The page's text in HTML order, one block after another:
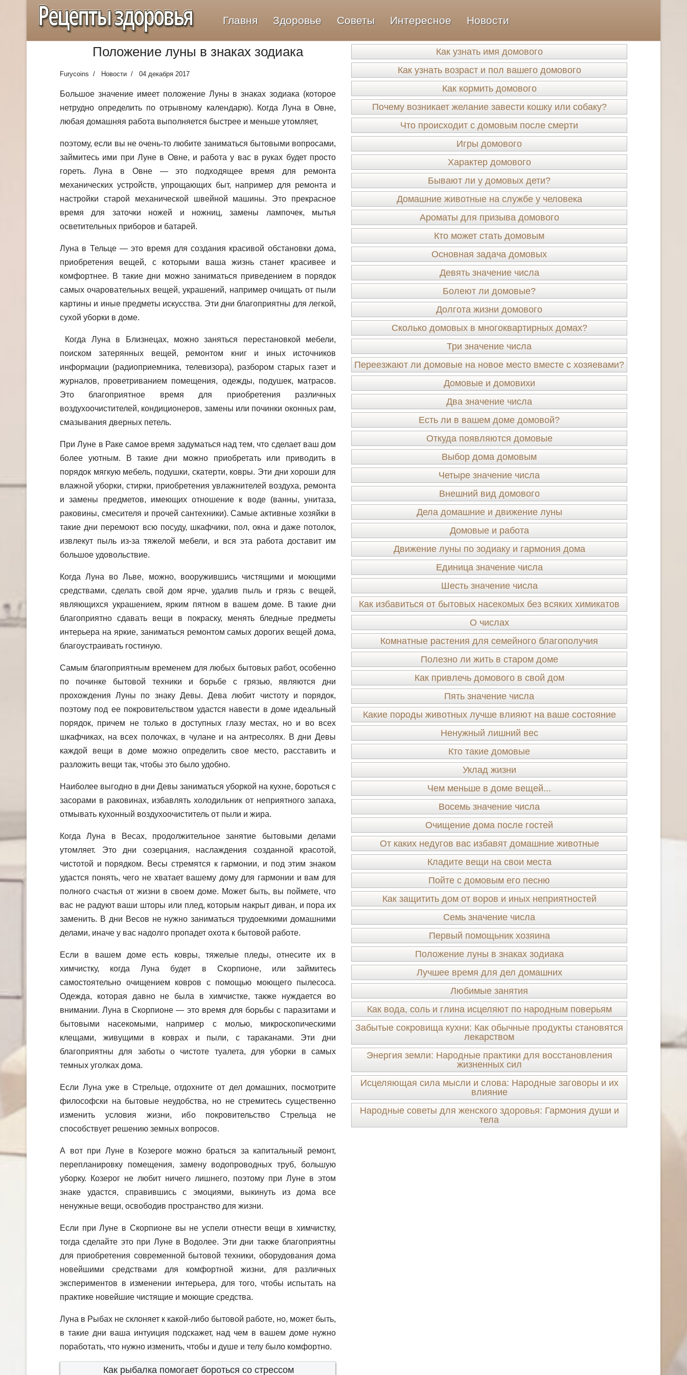
Рецепты здоровья Главня Здоровье Советы Интересное Новости
Положение луны в знаках зодиака
Furycoins Новости 04 декабря 2017
Большое значение имеет положение Луны в знаках зодиака (которое
нетрудно определить по отрывному календарю). Когда Луна в Овне,
любая домашняя работа выполняется быстрее и меньше утомляет,
поэтому, если вы не очень-то любите заниматься бытовыми вопросами,
займитесь ими при Луне в Овне, и работа у вас в руках будет просто
гореть. Луна в Овне — это подходящее время для ремонта
механических устройств, упрощающих быт, например для ремонта и
настройки старой механической швейной машины. Это прекрасное
время для заточки ножей и ножниц, замены лампочек, мытья
осветительных приборов и батарей.
Луна в Тельце — это время для создания красивой обстановки дома,
приобретения вещей, с которыми ваша жизнь станет красивее и
комфортнее. В такие дни можно заниматься приведением в порядок
самых очаровательных вещей, украшений, например очищать от пыли
картины и иные предметы искусства. Эти дни благоприятны для легкой,
сухой уборки в доме.
Когда Луна в Близнецах, можно заняться перестановкой мебели,
поиском затерянных вещей, ремонтом книг и иных источников
информации (радиоприемника, телевизора), разбором старых газет и
журналов, проветриванием помещения, одежды, подушек, матрасов.
Это благоприятное время для приобретения различных
воздухоочистителей, кондиционеров, замены или починки оконных рам,
смазывания дверных петель.
При Луне в Раке самое время задуматься над тем, что сделает ваш дом
более уютным. В такие дни можно приобретать или приводить в
порядок мягкую мебель, подушки, скатерти, ковры. Эти дни хороши для
влажной уборки, стирки, приобретения увлажнителей воздуха, ремонта
и замены предметов, имеющих отношение к воде (ванны, унитаза,
раковины, смесителя и прочей сантехники). Самые активные хозяйки в
такие дни перемоют всю посуду, шкафчики, пол, окна и даже потолок,
извлекут пыль из-за тяжелой мебели, и вся эта работа доставит им
большое удовольствие.
Когда Луна во Льве, можно, вооружившись чистящими и моющими
средствами, сделать свой дом ярче, удалив пыль и грязь с вещей,
являющихся украшением, ярким пятном в вашем доме. В такие дни
благоприятно сдавать вещи в покраску, менять бледные предметы
интерьера на яркие, заниматься ремонтом самых дорогих вещей дома,
благоустраивать гостиную.
Самым благоприятным временем для любых бытовых работ, особенно
по починке бытовой техники и борьбе с грязью, являются дни
прохождения Луны по знаку Девы. Дева любит чистоту и порядок,
поэтому под ее покровительством удастся навести в доме идеальный
порядок, причем не только в доступных глазу местах, но и во всех
шкафчиках, на всех полочках, в чулане и на антресолях. В дни Девы
каждой вещи в доме можно определить свое место, расставить и
разложить вещи так, чтобы это было удобно.
Наиболее выгодно в дни Девы заниматься уборкой на кухне, бороться с
засорами в раковинах, избавлять холодильник от неприятного запаха,
отмывать кухонный воздухоочиститель от пыли и жира.
Когда Луна в Весах, продолжительное занятие бытовыми делами
утомляет. Это дни созерцания, наслаждения созданной красотой,
чистотой и порядком. Весы стремятся к гармонии, и под этим знаком
удастся понять, чего не хватает вашему дому для гармонии и вам для
полного счастья от жизни в своем доме. Может быть, вы поймете, что
вас не радуют ваши шторы или плед, которым накрыт диван, и пора их
заменить. В дни Весов не нужно заниматься трудоемкими домашними
делами, иначе у вас надолго пропадет охота к бытовой работе.
Если в вашем доме есть ковры, тяжелые пледы, отнесите их в
химчистку, когда Луна будет в Скорпионе, или займитесь
самостоятельно очищением ковров с помощью моющего пылесоса.
Одежда, которая давно не была в химчистке, также нуждается во
внимании. Луна в Скорпионе — это время для борьбы с паразитами и
бытовыми насекомыми, например с молью, микроскопическими
клещами, живущими в коврах и пыли, с тараканами. Эти дни
благоприятны для заботы о чистоте туалета, для уборки в самых
темных уголках дома.
Если Луна уже в Стрельце, отдохните от дел домашних, посмотрите
философски на бытовые неудобства, но не стремитесь существенно
изменить условия жизни, ибо покровительство Стрельца не
способствует решению земных вопросов.
А вот при Луне в Козероге можно браться за капитальный ремонт,
перепланировку помещения, замену водопроводных труб, большую
уборку. Козерог не любит ничего лишнего, поэтому при Луне в этом
знаке удастся, справившись с эмоциями, выкинуть из дома все
ненужные вещи, освободив пространство для жизни.
Если при Луне в Скорпионе вы не успели отнести вещи в химчистку,
тогда сделайте это при Луне в Водолее. Эти дни также благоприятны
для приобретения современной бытовой техники, оборудования дома
новейшими средствами для комфортной жизни, для различных
экспериментов в изменении интерьера, для того, чтобы испытать на
практике новейшие чистящие и моющие средства.
Луна в Рыбах не склоняет к какой-либо бытовой работе, но, может быть,
в такие дни ваша интуиция подскажет, над чем в вашем доме нужно
поработать, что нужно изменить, чтобы и душе и телу было комфортно.
Как рыбалка помогает бороться со стрессом
Как узнать имя домового
Как узнать возраст и пол вашего домового
Как кормить домового
Почему возникает желание завести кошку или собаку?
Что происходит с домовым после смерти
Игры домового
Характер домового
Бывают ли у домовых дети?
Домашние животные на службе у человека
Ароматы для призыва домового
Кто может стать домовым
Основная задача домовых
Девять значение числа
Болеют ли домовые?
Долгота жизни домового
Сколько домовых в многоквартирных домах?
Три значение числа
Переезжают ли домовые на новое место вместе с хозяевами?
Домовые и домовихи
Два значение числа
Есть ли в вашем доме домовой?
Откуда появляются домовые
Выбор дома домовым
Четыре значение числа
Внешний вид домового
Дела домашние и движение луны
Домовые и работа
Движение луны по зодиаку и гармония дома
Единица значение числа
Шесть значение числа
Как избавиться от бытовых насекомых без всяких химикатов
О числах
Комнатные растения для семейного благополучия
Полезно ли жить в старом доме
Как привлечь домового в свой дом
Пять значение числа
Какие породы животных лучше влияют на ваше состояние
Ненужный лишний вес
Кто такие домовые
Уклад жизни
Чем меньше в доме вещей...
Восемь значение числа
Очищение дома после гостей
От каких недугов вас избавят домашние животные
Кладите вещи на свои места
Пойте с домовым его песню
Как защитить дом от воров и иных неприятностей
Семь значение числа
Первый помощьник хозяина
Положение луны в знаках зодиака
Лучшее время для дел домашних
Любимые занятия
Как вода, соль и глина исцеляют по народным поверьям
Забытые сокровища кухни: Как обычные продукты становятся
лекарством
Энергия земли: Народные практики для восстановления
жизненных сил
Исцеляющая сила мысли и слова: Народные заговоры и их
влияние
Народные советы для женского здоровья: Гармония души и
тела